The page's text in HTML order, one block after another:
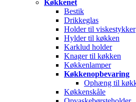
Køkkenet
Bestik
Drikkeglas
Holder til viskestykker
Hylder til køkken
Karklud holder
Knager til køkken
Køkkenlamper
Køkkenopbevaring
Ophæng til
Køkkenskåle